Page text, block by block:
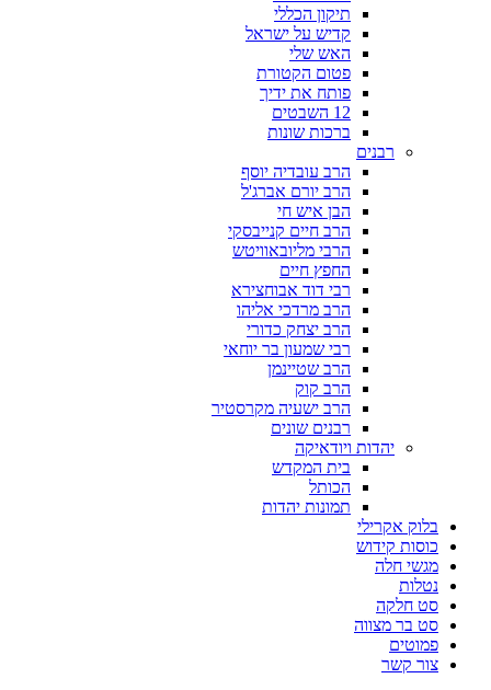
תיקון הכללי
קדיש על ישראל
האש שלי
פטום הקטורת
פותח את ידיך
12 השבטים
ברכות שונות
רבנים
הרב עובדיה יוסף
הרב יורם אברג'ל
הבן איש חי
הרב חיים קנייבסקי
הרבי מליובאוויטש
החפץ חיים
רבי דוד אבוחצירא
הרב מרדכי אליהו
הרב יצחק כדורי
רבי שמעון בר יוחאי
הרב שטיינמן
הרב קוק
הרב ישעיה מקרסטיר
רבנים שונים
יהדות ויודאיקה
בית המקדש
הכותל
תמונות יהדות
בלוק אקרילי
כוסות קידוש
מגשי חלה
נטלות
סט חלקה
סט בר מצווה
פמוטים
צור קשר